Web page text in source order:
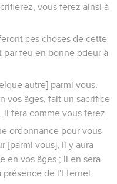
vous ferez ainsi à
ces choses de cette
par feu en bonne odeur à
autre] parmi vous,
vos âges, fait un sacrifice
fera comme vous ferez.
ordonnance pour vous
[parmi vous], il y aura
en vos âges ; il en sera
de l'Eternel.